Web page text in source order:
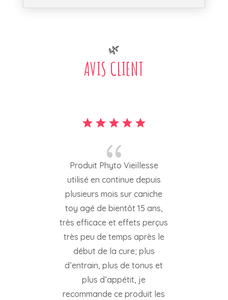
🌿
AVIS CLIENT
{
Produit Phyto Vieillesse
utilisé en continue depuis
plusieurs mois sur caniche
toy agé de bientôt 15 ans,
très efficace et effets perçus
très peu de temps après le
début de la cure; plus
d’entrain, plus de tonus et
plus d’appétit, je
recommande ce produit les